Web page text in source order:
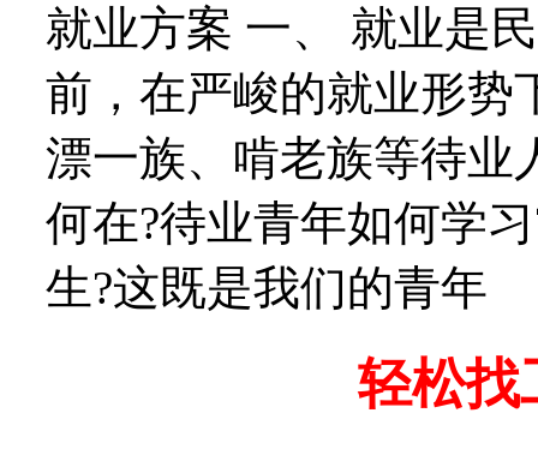
就业方案 一、 就业是
前，在严峻的就业形势
漂一族、啃老族等待业
何在?待业青年如何学
生?这既是我们的青年
轻松找